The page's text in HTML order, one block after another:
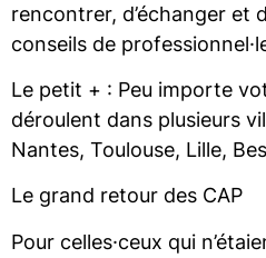
rencontrer, d’échanger et
conseils de
Le petit + : Peu importe
déroulent dans plusieurs
Nantes, Toulouse, Lille,
Le grand retour des CAP
Pour celles·ceux qui